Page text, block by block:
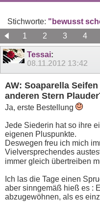
Stichworte: "bewusst
1
2 3 4
11
12
Tessai:
08.11.2012 13:42
AW: Soaparella
anderen Stern
Ja, erste Bestellung
Jede Siederin hat so ihre
eigenen Pluspunkte.
Deswegen freu ich mich
Vielversprechendes
immer gleich übertreiben
Ich las die Tage einen
aber sinngemäß hieß es :
abzugewöhnen, als es